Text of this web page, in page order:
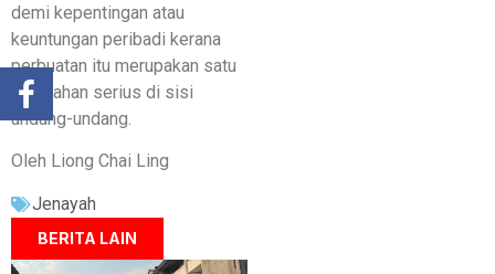
demi kepentingan atau
keuntungan peribadi kerana
perbuatan itu merupakan satu
kesalahan serius di sisi
undang-undang.
Oleh Liong Chai Ling
Jenayah
BERITA LAIN